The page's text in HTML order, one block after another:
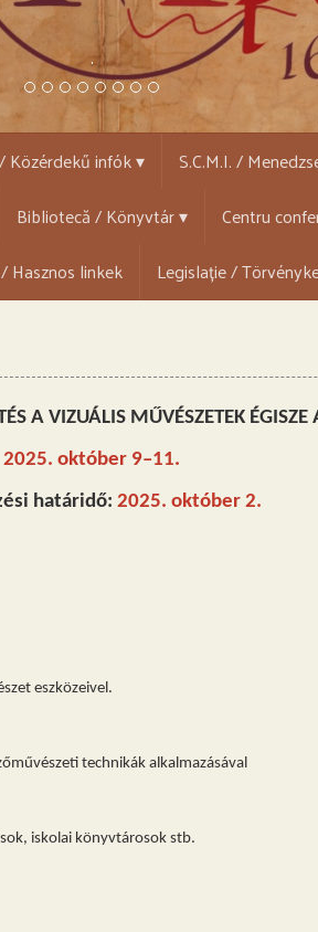
.
Közérdekű infók ▾
S.C.M.I. /
Bibliotecă / Könyvtár ▾
Centru
Hasznos linkek Legislație /
A VIZUÁLIS MŰVÉSZETEK ÉGISZE
2025. október 9–11.
határidő: 2025. október 2.
eszközeivel.
technikák alkalmazásával
iskolai könyvtárosok stb.